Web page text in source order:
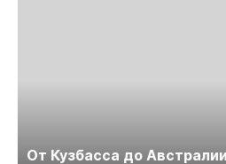
От Кузбасса до